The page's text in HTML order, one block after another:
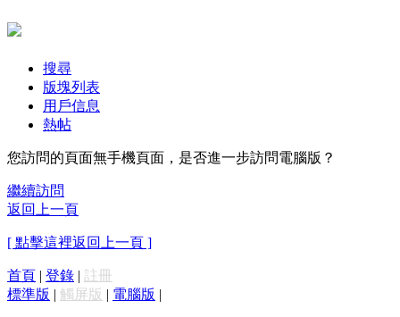
搜尋
版塊列表
用戶信息
熱帖
您訪問的頁面無手機頁面，是否進一步訪問電腦版？
繼續訪問
返回上一頁
[ 點擊這裡返回上一頁 ]
首頁 | 登錄 | 註冊
標準版 | 觸屏版 | 電腦版 |